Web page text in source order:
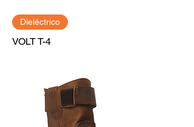
Dieléctrico
VOLT T-4